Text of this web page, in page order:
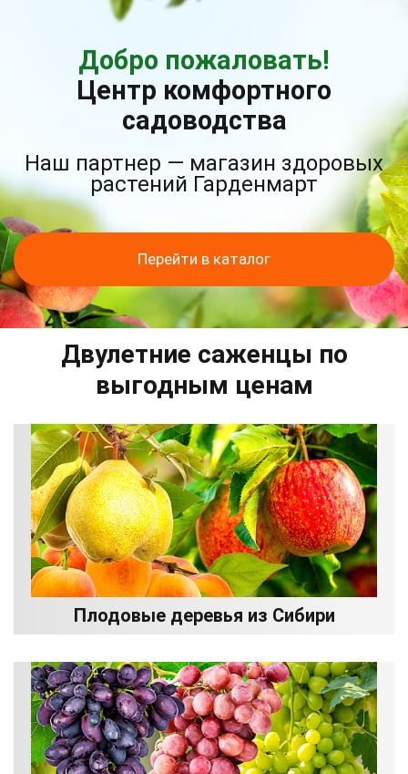
Добро пожаловать!
Центр комфортного
садоводства
Наш партнер — магазин здоровых
растений Гарденмарт
Перейти в каталог
Двулетние саженцы по
выгодным ценам
Плодовые деревья из Сибири